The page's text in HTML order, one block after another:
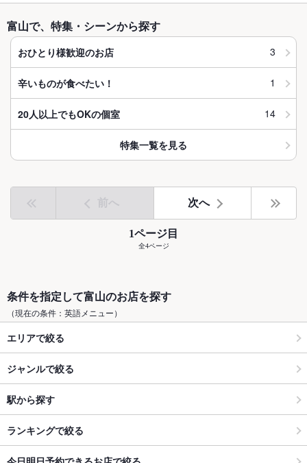
富山で、特集・シーンから探す
おひとり様歓迎のお店 3
辛いものが食べたい！ 1
20人以上でもOKの個室 14
特集一覧を見る
前へ 次へ
1ページ目
全4ページ
条件を指定して富山のお店を探す
（現在の条件：英語メニュー）
エリアで絞る
ジャンルで絞る
駅から探す
ランキングで絞る